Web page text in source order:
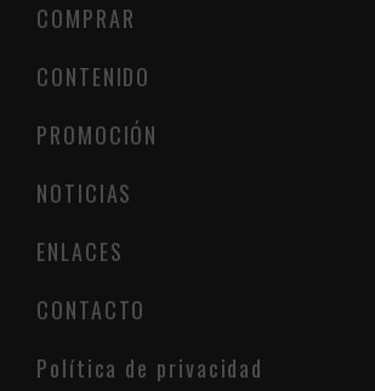
COMPRAR
CONTENIDO
NOTICIAS
CONTACTO
Política de privacidad
PROMOCIÓN
ENLACES